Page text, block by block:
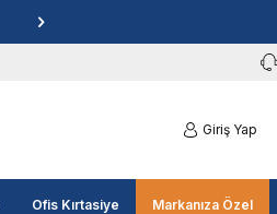
Giriş Yap
Ofis Kırtasiye Markanıza Özel